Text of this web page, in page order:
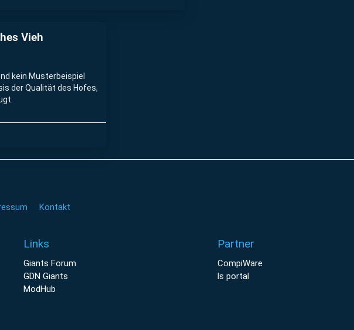
Vieh
kein Musterbeispiel
der Qualität des Hofes,
Kontakt
Links
Giants Forum
GDN Giants
ModHub
Partner
CompiWare
ls portal